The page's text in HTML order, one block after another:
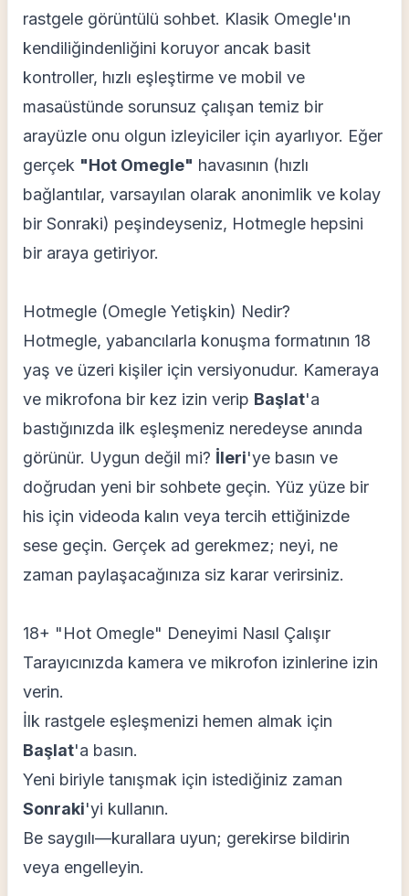
rastgele görüntülü sohbet. Klasik Omegle'ın
kendiliğindenliğini koruyor ancak basit
kontroller, hızlı eşleştirme ve mobil ve
masaüstünde sorunsuz çalışan temiz bir
arayüzle onu olgun izleyiciler için ayarlıyor. Eğer
gerçek "Hot Omegle" havasının (hızlı
bağlantılar, varsayılan olarak anonimlik ve kolay
bir Sonraki) peşindeyseniz, Hotmegle hepsini
bir araya getiriyor.
Hotmegle (Omegle Yetişkin) Nedir?
Hotmegle, yabancılarla konuşma formatının 18
yaş ve üzeri kişiler için versiyonudur. Kameraya
ve mikrofona bir kez izin verip Başlat'a
bastığınızda ilk eşleşmeniz neredeyse anında
görünür. Uygun değil mi? İleri'ye basın ve
doğrudan yeni bir sohbete geçin. Yüz yüze bir
his için videoda kalın veya tercih ettiğinizde
sese geçin. Gerçek ad gerekmez; neyi, ne
zaman paylaşacağınıza siz karar verirsiniz.
18+ "Hot Omegle" Deneyimi Nasıl Çalışır
Tarayıcınızda kamera ve mikrofon izinlerine izin
verin.
İlk rastgele eşleşmenizi hemen almak için
Başlat'a basın.
Yeni biriyle tanışmak için istediğiniz zaman
Sonraki'yi kullanın.
Be saygılı—kurallara uyun; gerekirse bildirin
veya engelleyin.